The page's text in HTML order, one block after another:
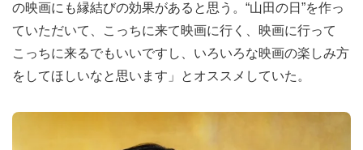
の映画にも縁結びの効果があると思う。“山田の日”を作っ
ていただいて、こっちに来て映画に行く、映画に行って
こっちに来るでもいいですし、いろいろな映画の楽しみ方
をしてほしいなと思います」とオススメしていた。